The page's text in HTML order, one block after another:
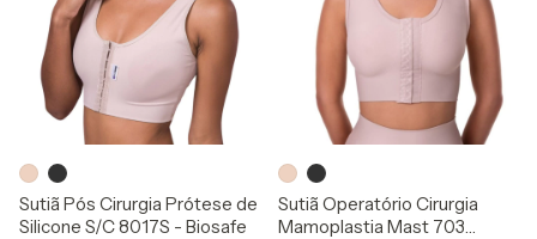
Sutiã Pós Cirurgia Prótese de
Silicone S/C 8017S - Biosafe
Sutiã Operatório Cirurgia
Mamoplastia Mast 703